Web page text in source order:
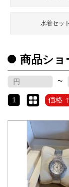
水着セッ
商品ショ
~
1 価格